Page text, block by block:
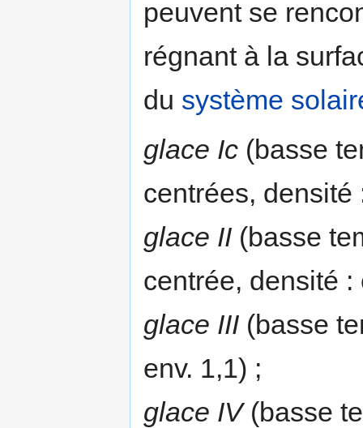
peuvent se
régnant à la
du système
glace Ic (basse
centrées, densité
glace II (basse
centrée, densité :
glace III (basse
env. 1,1) ;
glace IV(basse